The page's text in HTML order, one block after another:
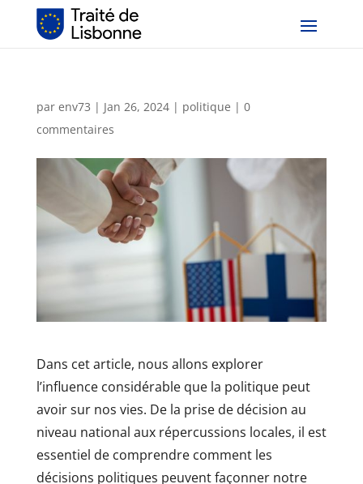
par env73 | Jan 26, 2024| politique | 0
commentaires
Dans cet article, nous allons explorer
l’influence considérable que la politique peut
avoir sur nos vies. De la prise de décision au
niveau national aux répercussions locales, il est
essentiel de comprendre comment les
décisions politiques peuvent façonner notre